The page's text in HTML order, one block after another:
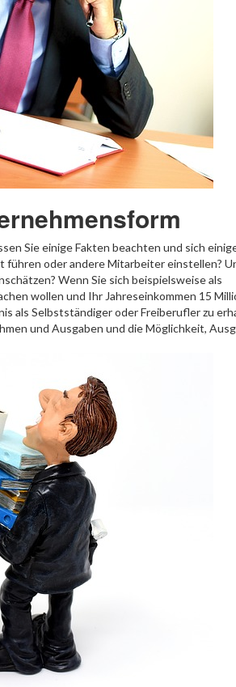
Sie einige Fakten beachten und sich
führen oder andere Mitarbeiter einstellen?
Wenn Sie sich beispielsweise als
wollen und Ihr Jahreseinkommen 15
als Selbstständiger oder Freiberufler zu
und Ausgaben und die Möglichkeit,